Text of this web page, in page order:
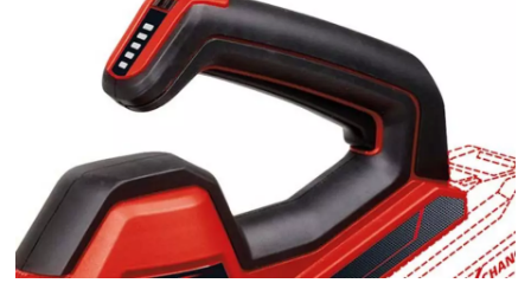
Management Platform